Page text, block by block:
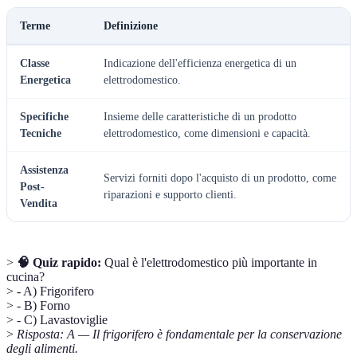
Terme Definizione
Classe
Energetica
Indicazione dell'efficienza energetica di un
elettrodomestico.
Specifiche
Tecniche
Insieme delle caratteristiche di un prodotto
elettrodomestico, come dimensioni e capacità.
Assistenza
Post-
Vendita
Servizi forniti dopo l'acquisto di un prodotto, come
riparazioni e supporto clienti.
> 🧠 Quiz rapido: Qual è l'elettrodomestico più importante in
cucina?
> - A) Frigorifero
> - B) Forno
> - C) Lavastoviglie
> Risposta: A — Il frigorifero è fondamentale per la conservazione
degli alimenti.